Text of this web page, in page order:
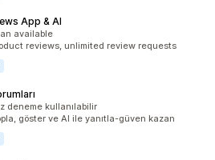
App & AI
available
reviews, unlimited review requests
deneme kullanılabilir
göster ve AI ile yanıtla-güven kazan